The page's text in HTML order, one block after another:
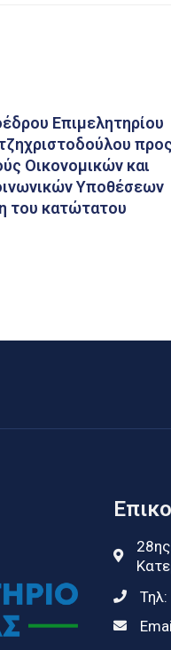
Επιμελητηρίου
προς
Οικονομικών και
Υποθέσεων
του κατώτατου
Τηλ: